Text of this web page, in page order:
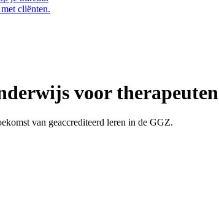
cliënten.
voor therapeuten
van geaccrediteerd leren in de GGZ.